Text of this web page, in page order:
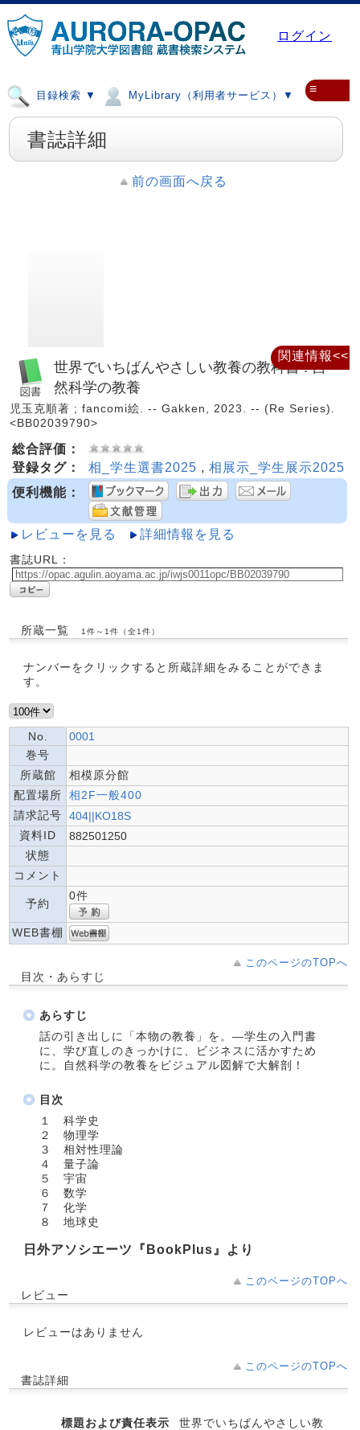
ログイン
目録検索 ▼ MyLibrary（利用者サービス）▼ ≡
書誌詳細
前の画面へ戻る
世界でいちばんやさしい教養の教科書 : 自
然科学の教養
児玉克順著 ; fancomi絵. -- Gakken, 2023. -- (Re Series).
<BB02039790>
総合評価：
登録タグ：
相_学生選書2025 , 相展示_学生展示2025
便利機能：
レビューを見る 詳細情報を見る
書誌URL：
所蔵一覧 1件～1件（全1件）
ナンバーをクリックすると所蔵詳細をみることができま
す。
No.
0001
巻号
所蔵館
相模原分館
配置場所
相2F一般400
請求記号
404||KO18S
資料ID
882501250
状態
コメント
予約
0件
WEB書棚
このページのTOPへ
目次・あらすじ
あらすじ
話の引き出しに「本物の教養」を。―学生の入門書
に、学び直しのきっかけに、ビジネスに活かすため
に。自然科学の教養をビジュアル図解で大解剖！
目次
１ 科学史
２ 物理学
３ 相対性理論
４ 量子論
５ 宇宙
６ 数学
７ 化学
８ 地球史
日外アソシエーツ『BookPlus』より
このページのTOPへ
レビュー
レビューはありません
このページのTOPへ
書誌詳細
標題および責任表示
世界でいちばんやさしい教
関連情報<<